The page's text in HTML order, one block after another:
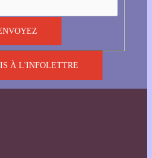
À L'INFOLETTRE